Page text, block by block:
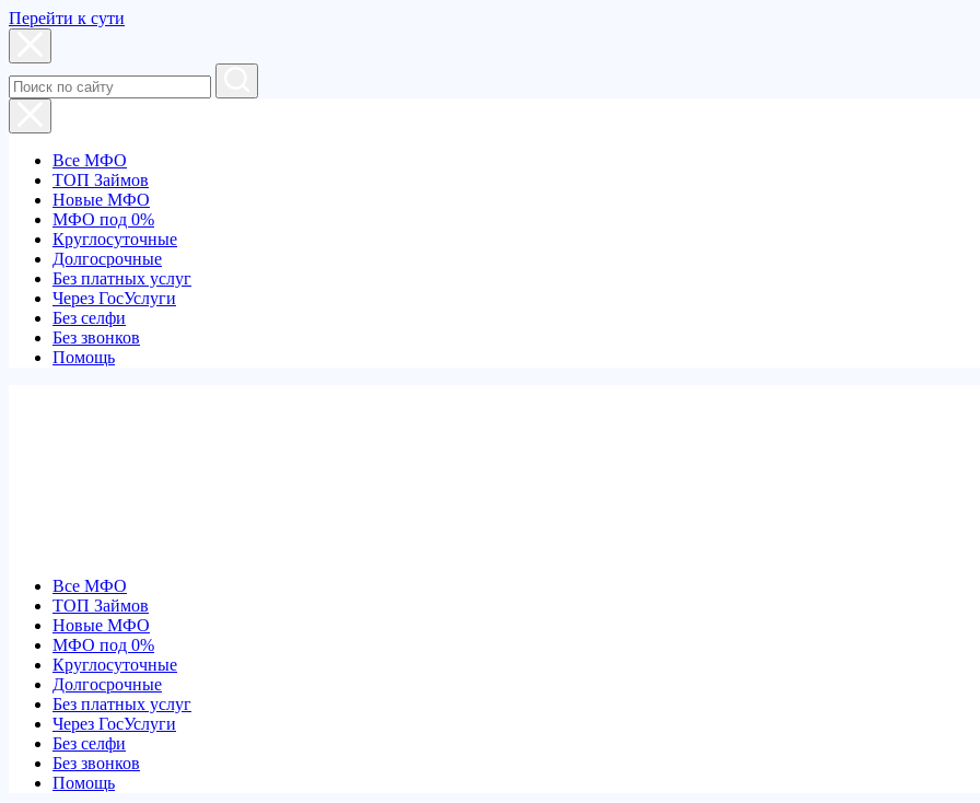
Перейти к сути
Все МФО
ТОП Займов
Новые МФО
МФО под 0%
Круглосуточные
Долгосрочные
Без платных услуг
Через ГосУслуги
Без селфи
Без звонков
Помощь
Все МФО
ТОП Займов
Новые МФО
МФО под 0%
Круглосуточные
Долгосрочные
Без платных услуг
Через ГосУслуги
Без селфи
Без звонков
Помощь